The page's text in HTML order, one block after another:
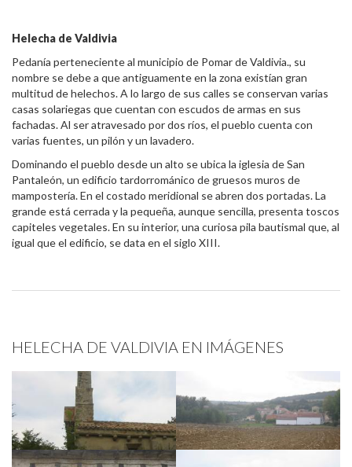
Helecha de Valdivia
Pedanía perteneciente al municipio de Pomar de Valdivia., su
nombre se debe a que antiguamente en la zona existían gran
multitud de helechos. A lo largo de sus calles se conservan varias
casas solariegas que cuentan con escudos de armas en sus
fachadas. Al ser atravesado por dos ríos, el pueblo cuenta con
varias fuentes, un pilón y un lavadero.
Dominando el pueblo desde un alto se ubica la iglesia de San
Pantaleón, un edificio tardorrománico de gruesos muros de
mampostería. En el costado meridional se abren dos portadas. La
grande está cerrada y la pequeña, aunque sencilla, presenta toscos
capiteles vegetales. En su interior, una curiosa pila bautismal que, al
igual que el edificio, se data en el siglo XIII.
HELECHA DE VALDIVIA EN IMÁGENES